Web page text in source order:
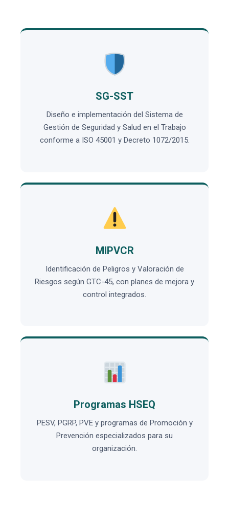
SG-SST
Diseño e implementación del Sistema de
Gestión de Seguridad y Salud en el Trabajo
conforme a ISO 45001 y Decreto 1072/2015.
MIPVCR
Identificación de Peligros y Valoración de
Riesgos según GTC-45, con planes de mejora y
control integrados.
Programas HSEQ
PESV, PGRP, PVE y programas de Promoción y
Prevención especializados para su
organización.